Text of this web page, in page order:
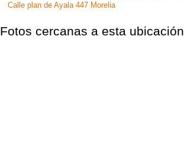
Calle plan de Ayala 447 Morelia
Fotos cercanas a esta ubicación